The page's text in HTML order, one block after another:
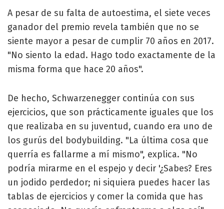
A pesar de su falta de autoestima, el siete veces
ganador del premio revela también que no se
siente mayor a pesar de cumplir 70 años en 2017.
"No siento la edad. Hago todo exactamente de la
misma forma que hace 20 años".
De hecho, Schwarzenegger continúa con sus
ejercicios, que son prácticamente iguales que los
que realizaba en su juventud, cuando era uno de
los gurús del bodybuilding. "La última cosa que
querría es fallarme a mí mismo", explica. "No
podría mirarme en el espejo y decir '¿Sabes? Eres
un jodido perdedor; ni siquiera puedes hacer las
tablas de ejercicios y comer la comida que has